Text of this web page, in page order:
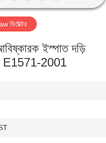
ডিটেক্টর
ইস্পাত দড়ি
E1571-2001